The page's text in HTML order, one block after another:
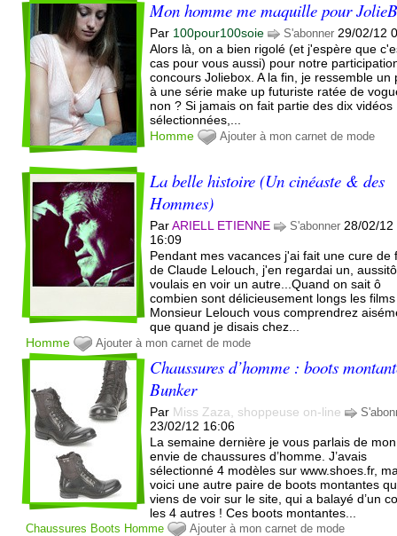
Mon homme me maquille pour
Par 100pour100soie S'abonner 29/02/12
Alors là, on a bien rigolé (et j'espère que
cas pour vous aussi) pour notre
concours Joliebox. A la fin, je ressemble un
à une série make up futuriste ratée de
non ? Si jamais on fait partie des dix vidéos
sélectionnées,...
Homme
Ajouter à mon carnet de mode
La belle histoire (Un cinéaste & des
Hommes)
ParARIELL ETIENNE S'abonner 28/02/12
16:09
Pendant mes vacances j'ai fait une cure de
de Claude Lelouch, j'en regardai un,
voulais en voir un autre...Quand on sait ô
combien sont délicieusement longs les
Monsieur Lelouch vous comprendrez
que quand je disais chez...
Homme
Ajouter à mon carnet de mode
Chaussures d’homme : boots
Bunker
Par Miss Zaza, shoppeuse on-line
23/02/12 16:06
La semaine dernière je vous parlais de mon
envie de chaussures d’homme. J’avais
sélectionné 4 modèles sur www.shoes.fr,
voici une autre paire de boots montantes
viens de voir sur le site, qui a balayé d’un
les 4 autres ! Ces boots montantes...
Chaussures Boots Homme Ajouter à mon carnet de mode